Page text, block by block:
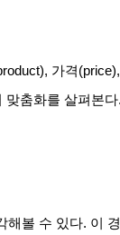
가격(price),
맞춤화를 살펴본다.
해볼 수 있다. 이